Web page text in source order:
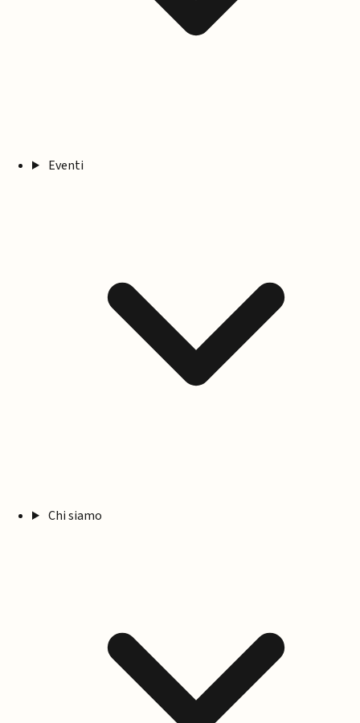
Eventi
Chi siamo